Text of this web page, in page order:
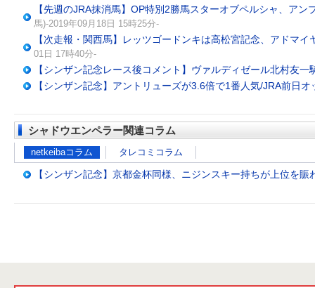
【先週のJRA抹消馬】OP特別2勝馬スターオブペルシャ、アン
馬)-2019年09月18日 15時25分-
【次走報・関西馬】レッツゴードンキは高松宮記念、アドマイ
01日 17時40分-
【シンザン記念レース後コメント】ヴァルディゼール北村友一
【シンザン記念】アントリューズが3.6倍で1番人気/JRA前日オ
シャドウエンペラー関連コラム
netkeibaコラム タレコミコラム
【シンザン記念】京都金杯同様、ニジンスキー持ちが上位を賑